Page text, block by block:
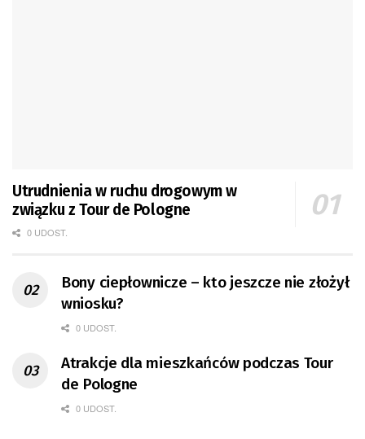
Utrudnienia w ruchu drogowym w
związku z Tour de Pologne
0 UDOST.
Bony ciepłownicze – kto jeszcze nie złożył
wniosku?
0 UDOST.
Atrakcje dla mieszkańców podczas Tour
de Pologne
0 UDOST.